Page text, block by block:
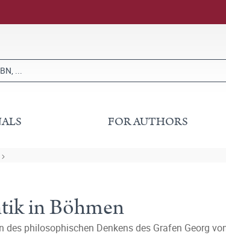
FOR AUTHORS
in Böhmen
des philosophischen Denkens des Grafen Georg